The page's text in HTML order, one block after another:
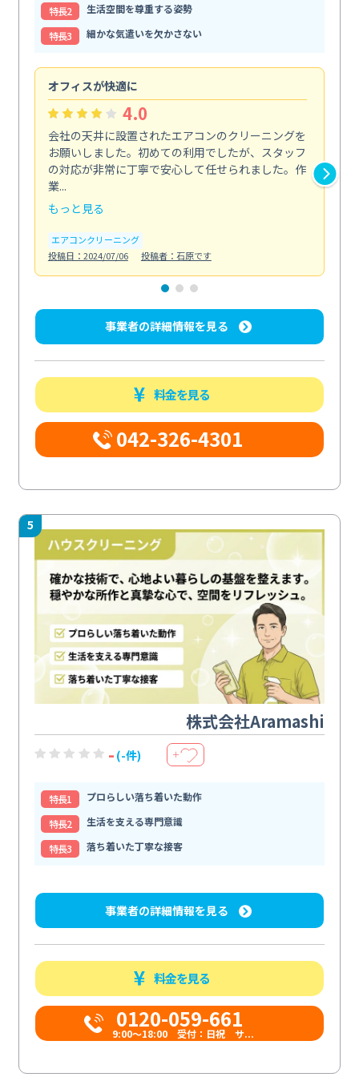
特⻑2
生活空間を尊重する姿勢
特⻑3
細かな気遣いを欠かさない
オフィスが快適に
4.0
会社の天井に設置されたエアコンのクリーニングを
お願いしました。初めての利用でしたが、スタッフ
の対応が非常に丁寧で安心して任せられました。作
業...
もっと見る
エアコンクリーニング
投稿日：2024/07/06
投稿者：石原です
事業者の詳細情報を見る
料金を見る
042-326-4301
5
株式会社Aramashi
- (-件) ＋
特⻑1
プロらしい落ち着いた動作
特⻑2
生活を支える専門意識
特⻑3
落ち着いた丁寧な接客
事業者の詳細情報を見る
料金を見る
0120-059-661
9:00〜18:00 受付：日祝 サ...